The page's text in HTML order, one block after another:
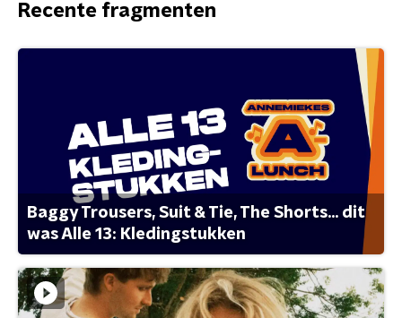
Recente fragmenten
Baggy Trousers, Suit & Tie, The Shorts... dit
was Alle 13: Kledingstukken